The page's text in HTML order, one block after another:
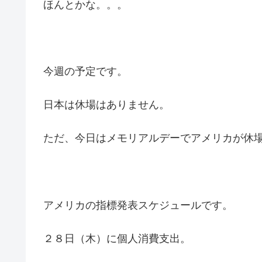
ほんとかな。。。
今週の予定です。
日本は休場はありません。
ただ、今日はメモリアルデーでアメリカが休
アメリカの指標発表スケジュールです。
２８日（木）に個人消費支出。